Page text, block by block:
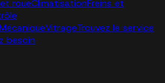
roueClimatisationFreins et
VitrageTrouvez le service
besoin